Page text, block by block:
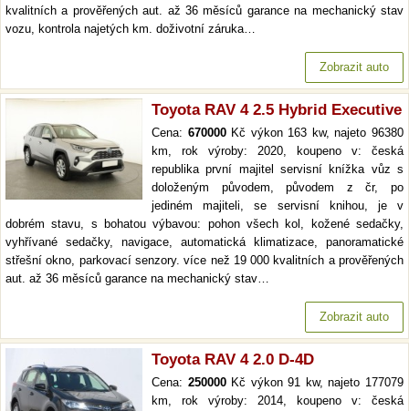
kvalitních a prověřených aut. až 36 měsíců garance na mechanický stav
vozu, kontrola najetých km. doživotní záruka…
Zobrazit auto
Toyota RAV 4 2.5 Hybrid Executive
Cena: 670000Kč výkon 163 kw, najeto 96380
km, rok výroby: 2020, koupeno v: česká
republika první majitel servisní knížka vůz s
doloženým původem, původem z čr, po
jediném majiteli, se servisní knihou, je v
dobrém stavu, s bohatou výbavou: pohon všech kol, kožené sedačky,
vyhřívané sedačky, navigace, automatická klimatizace, panoramatické
střešní okno, parkovací senzory. více než 19 000 kvalitních a prověřených
aut. až 36 měsíců garance na mechanický stav…
Zobrazit auto
Toyota RAV 4 2.0 D-4D
Cena: 250000Kč výkon 91 kw, najeto 177079
km, rok výroby: 2014, koupeno v: česká